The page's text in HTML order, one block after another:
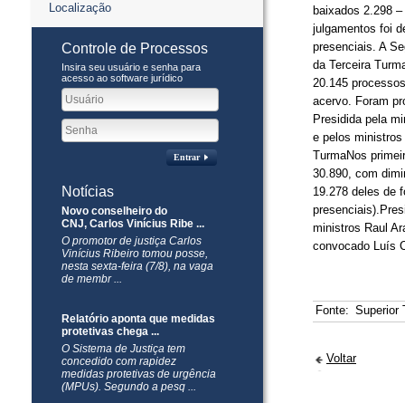
Localização
Controle de Processos
Insira seu usuário e senha para
acesso ao software jurídico
Entrar
Notícias
Novo conselheiro do
CNJ, Carlos Vinícius Ribe ...
O promotor de justiça Carlos
Vinícius Ribeiro tomou posse,
nesta sexta-feira (7/8), na vaga
de membr ...
Relatório aponta que medidas
protetivas chega ...
O Sistema de Justiça tem
concedido com rapidez
medidas protetivas de urgência
(MPUs). Segundo a pesq ...
baixados 2.298
julgamentos foi
presenciais. A
da Terceira
20.145
acervo. Foram
Presidida pela
e pelos
TurmaNos
30.890, com
19.278 deles de
ministros Raul
convocado Luís
Fonte: Superior
Voltar